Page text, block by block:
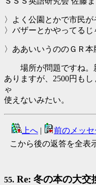
〉よく公園とかで市民が
〉バザーとかやってるじ
〉ああいいうののＧＲ
場所が問題ですね。
ありますが、2500円も
ゃ
使えないみたい。
上へ | 前のメッ
こから後の返答を全表
55. Re: 冬の本の大交